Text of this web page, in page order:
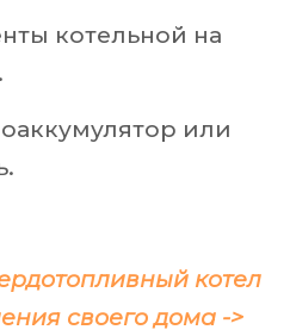
котельной на
или
котел
своего дома ->